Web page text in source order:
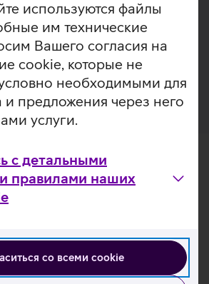
используются файлы
им технические
Вашего согласия на
cookie, которые не
необходимыми для
и предложения через него
услуги.
с детальными
правилами наших
со всеми cookie
Wallet позволяет видеть
и принимать звонки, не
телефона.